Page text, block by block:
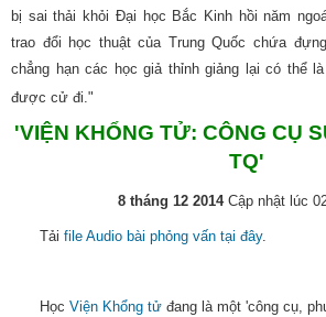
bị sai thải khỏi Đại học Bắc Kinh hồi năm
trao đổi học thuật của Trung Quốc chứa
chẳng hạn các học giả thỉnh giảng lại có thể
được cử đi."
'VIỆN KHỔNG TỬ: CÔNG CỤ
TQ'
8 tháng 12 2014Cập nhật lúc
Tải file Audio bài phỏng vấn tại đây.
Học Viện Khổng tử đang là một 'công cụ,